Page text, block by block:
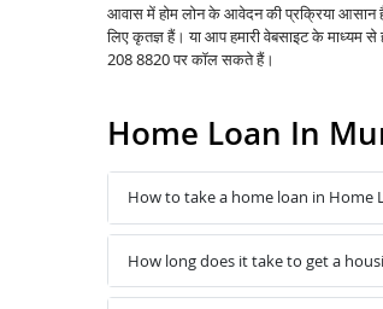
आवास में होम लोन के आवेदन की प्रक्रिया आसान
लिए कृतज्ञ हैं। या आप हमारी वेबसाइट के
208 8820 पर कॉल सकते हैं।
Home Loan In
How to take a home loan in Home
How long does it take to get a